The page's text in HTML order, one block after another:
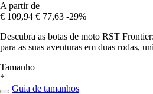
A partir de
€ 109,94 € 77,63 -29%
Descubra as botas de moto RST
para as suas aventuras em duas rodas,
Tamanho
*
Guia de tamanhos